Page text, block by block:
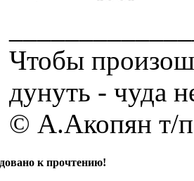
Чтобы
дунуть - чуда
© А.Акопян т/
к прочтению!